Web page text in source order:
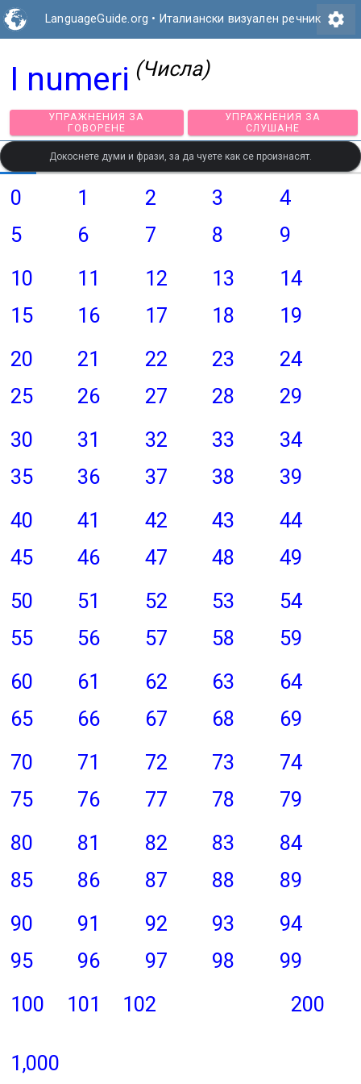
LanguageGuide.org • Италиански визуален речник settings
I numeri (Числа)
УПРАЖНЕНИЯ ЗА
ГОВОРЕНЕ
УПРАЖНЕНИЯ
СЛУШАНЕ
Докоснете думи и фрази, за да чуете как се произнасят.
0 1 2 3
4
5
6 7 8
9
10
11 12 13
14
15
16 17 18
19
20
21 22 23
24
25
26 27 28
29
30
31 32 33
34
35
36 37 38
39
40
41 42 43
44
45
46 47 48
49
50
51 52 53
54
55
56 57 58
59
60
61 62 63
64
65
66 67 68
69
70
71 72 73
74
75
76 77 78
79
80
81 82 83
84
85
86 87 88
89
90
91 92 93
94
95
96 97 98
99
100
101 102 200
1,000